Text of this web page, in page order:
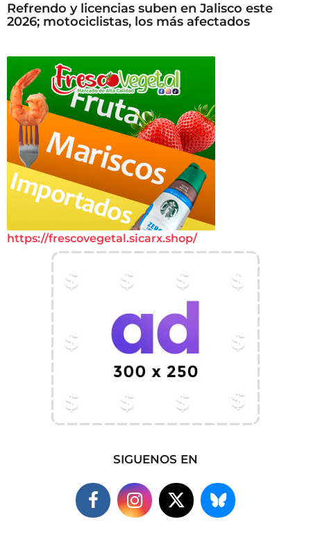
Refrendo y licencias suben en Jalisco este
2026; motociclistas, los más afectados
https://frescovegetal.sicarx.shop/
SIGUENOS EN